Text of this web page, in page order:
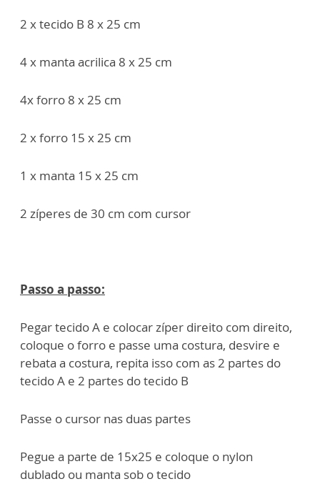
2 x tecido B 8 x 25 cm
4 x manta acrilica 8 x 25 cm
4x forro 8 x 25 cm
2 x forro 15 x 25 cm
1 x manta 15 x 25 cm
2 zíperes de 30 cm com cursor
Passo a passo:
Pegar tecido A e colocar zíper direito com direito,
coloque o forro e passe uma costura, desvire e
rebata a costura, repita isso com as 2 partes do
tecido A e 2 partes do tecido B
Passe o cursor nas duas partes
Pegue a parte de 15x25 e coloque o nylon
dublado ou manta sob o tecido